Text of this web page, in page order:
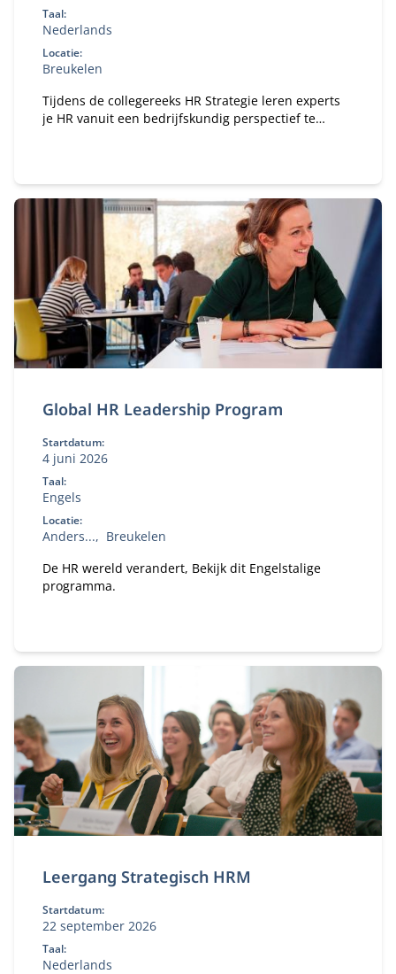
Taal:
Nederlands
Locatie:
Breukelen
Tijdens de collegereeks HR Strategie leren experts
je HR vanuit een bedrijfskundig perspectief te
Global HR Leadership Program
Startdatum:
4 juni 2026
Taal:
Engels
Locatie:
Anders...
Breukelen
De HR wereld verandert, Bekijk dit Engelstalige
programma.
Leergang Strategisch HRM
Startdatum:
22 september 2026
Taal:
Nederlands